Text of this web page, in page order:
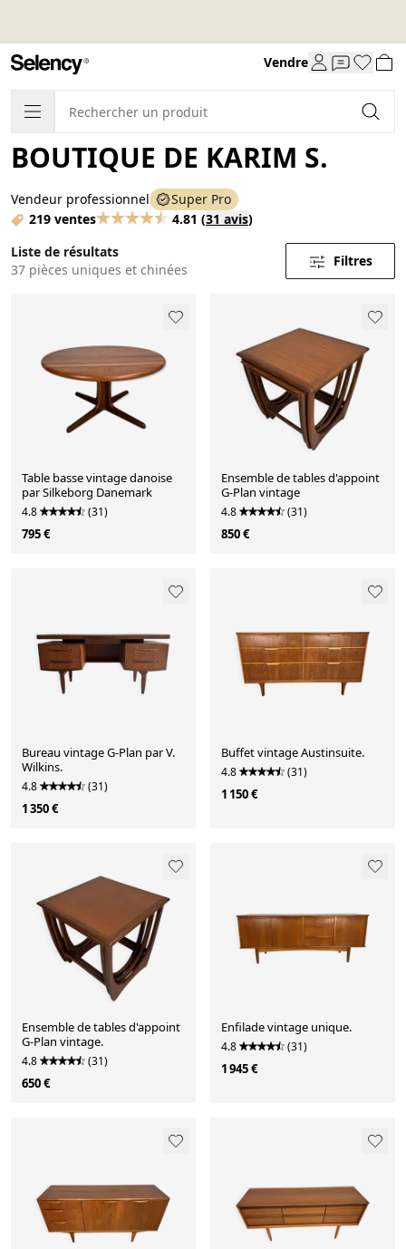
Vendre
BOUTIQUE DE KARIM S.
Vendeur professionnel
Super Pro
219 ventes
4.81 (31 avis)
Liste de résultats
37 pièces uniques et chinées
Filtres
Table basse vintage danoise
par Silkeborg Danemark
4.8 (31)
795 €
Ensemble de tables d'appoint
G-Plan vintage
4.8 (31)
850 €
Bureau vintage G-Plan par V.
Wilkins.
4.8 (31)
1 350 €
Buffet vintage Austinsuite.
4.8 (31)
1 150 €
Ensemble de tables d'appoint
G-Plan vintage.
4.8 (31)
650 €
Enfilade vintage unique.
4.8 (31)
1 945 €